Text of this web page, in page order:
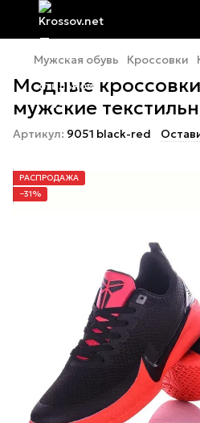
Мужская обувь Кроссовки
Модные
мужские
Артикул: 9051 black-red
РАСПРОДАЖА
−31%